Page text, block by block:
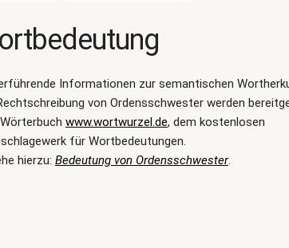
Informationen zur semantischen
von Ordensschwester werden
www.wortwurzel.de, dem kostenlosen
für Wortbedeutungen.
hierzu: Bedeutung von Ordensschwester.